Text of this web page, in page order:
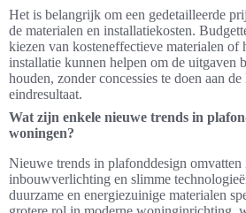
Het is belangrijk om een gedetailleerde
de materialen en installatiekosten.
kiezen van kosteneffectieve materialen of
installatie kunnen helpen om de uitgaven
houden, zonder concessies te doen aan
eindresultaat.
Wat zijn enkele nieuwe trends in
woningen?
Nieuwe trends in plafonddesign omvatten
inbouwverlichting en slimme
duurzame en energiezuinige materialen